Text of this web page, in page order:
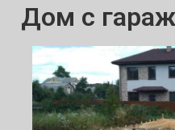
Дом с